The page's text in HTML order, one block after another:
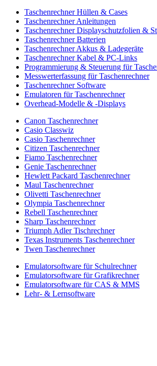
Taschenrechner Hüllen & Cases
Taschenrechner Anleitungen
Taschenrechner Displayschutzfolien &
Taschenrechner Batterien
Taschenrechner Akkus & Ladegeräte
Taschenrechner Kabel & PC-Links
Programmierung & Steuerung für
Messwerterfassung für Taschenrechner
Taschenrechner Software
Emulatoren für Taschenrechner
Overhead-Modelle & -Displays
Canon Taschenrechner
Casio Classwiz
Casio Taschenrechner
Citizen Taschenrechner
Fiamo Taschenrechner
Genie Taschenrechner
Hewlett Packard Taschenrechner
Maul Taschenrechner
Olivetti Taschenrechner
Olympia Taschenrechner
Rebell Taschenrechner
Sharp Taschenrechner
Triumph Adler Tischrechner
Texas Instruments Taschenrechner
Twen Taschenrechner
Emulatorsoftware für Schulrechner
Emulatorsoftware für Grafikrechner
Emulatorsoftware für CAS & MMS
Lehr- & Lernsoftware